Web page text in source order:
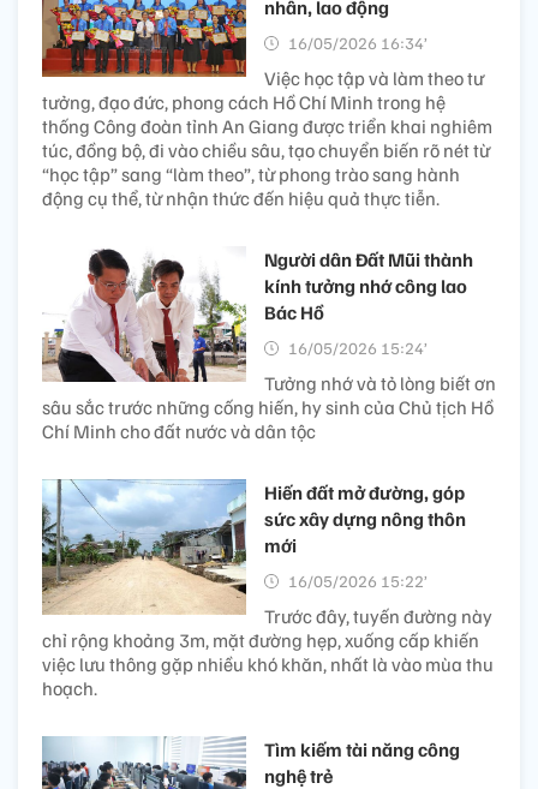
nhân, lao động
16/05/2026 16:34’
Việc học tập và làm theo tư
tưởng, đạo đức, phong cách Hồ Chí Minh trong hệ
thống Công đoàn tỉnh An Giang được triển khai nghiêm
túc, đồng bộ, đi vào chiều sâu, tạo chuyển biến rõ nét từ
“học tập” sang “làm theo”, từ phong trào sang hành
động cụ thể, từ nhận thức đến hiệu quả thực tiễn.
Người dân Đất Mũi thành
kính tưởng nhớ công lao
Bác Hồ
16/05/2026 15:24’
Tưởng nhớ và tỏ lòng biết ơn
sâu sắc trước những cống hiến, hy sinh của Chủ tịch Hồ
Chí Minh cho đất nước và dân tộc
Hiến đất mở đường, góp
sức xây dựng nông thôn
mới
16/05/2026 15:22’
Trước đây, tuyến đường này
chỉ rộng khoảng 3m, mặt đường hẹp, xuống cấp khiến
việc lưu thông gặp nhiều khó khăn, nhất là vào mùa thu
hoạch.
Tìm kiếm tài năng công
nghệ trẻ